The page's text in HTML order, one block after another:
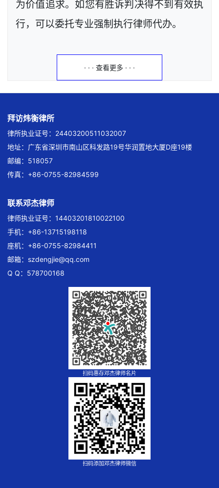
为价值追求。如您有胜诉判决得不到有效执
行，可以委托专业强制执行律师代办。
· · · 查看更多 · · ·
拜访炜衡律所
律所执业证号：24403200511032007
地址：广东省深圳市南山区科发路19号华润置地大厦D座19楼
邮编：518057
传真：+86-0755-82984599
联系邓杰律师
律师执业证号：14403201810022100
手机：+86-13715198118
座机：+86-0755-82984411
邮箱： szdengjie@qq.com
Q Q：578700168
扫码惠存邓杰律师名片
扫码添加邓杰律师微信